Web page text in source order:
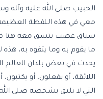
الحبيب صلى الله عليه وآله
معي في هذه اللفظة
سياق غضب يتسق معه هنا
ما يقوم به وما يتفوه به،
يحدث في بعض بلدان العالم
اللائقة، أو يفعلون، أو
التي لا تليق بشخصه صلى